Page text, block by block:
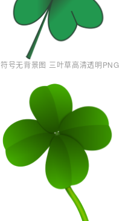
符号无背景图 三叶草高清透明PNG